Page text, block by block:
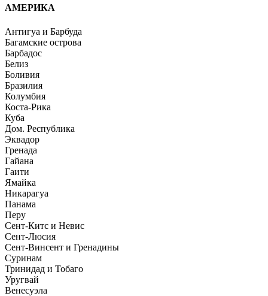
АМЕРИКА
Антигуа и Барбуда
Багамские острова
Барбадос
Белиз
Боливия
Бразилия
Колумбия
Коста-Рика
Куба
Дом. Республика
Эквадор
Гренада
Гайана
Гаити
Ямайка
Никарагуа
Панама
Перу
Сент-Китс и Невис
Сент-Люсия
Сент-Винсент и Гренадины
Суринам
Тринидад и Тобаго
Уругвай
Венесуэла